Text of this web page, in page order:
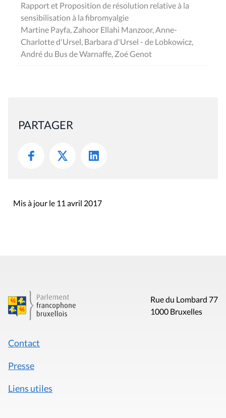
Rapport et Proposition de résolution relative à la
sensibilisation à la fibromyalgie
Martine Payfa, Zahoor Ellahi Manzoor, Anne-
Charlotte d'Ursel, Barbara d'Ursel - de Lobkowicz,
André du Bus de Warnaffe, Zoé Genot
PARTAGER
Mis à jour le 11 avril 2017
Rue du Lombard 77
1000 Bruxelles
Contact
Presse
Liens utiles